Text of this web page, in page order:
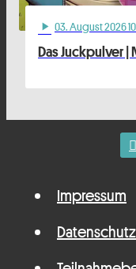
play_arrow 03. August 2026
Das Juckpulver |
Impressum